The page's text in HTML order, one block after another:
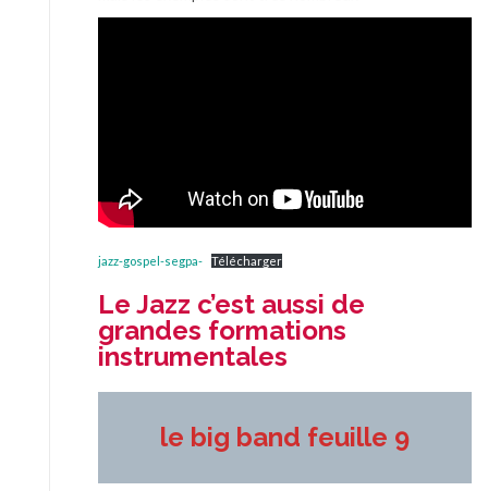
jazz-gospel-segpa- Télécharger
Le Jazz c’est aussi de
grandes formations
instrumentales
le big band feuille 9